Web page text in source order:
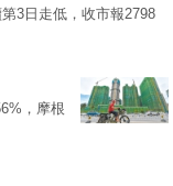
3日走低，收市報2798
，摩根